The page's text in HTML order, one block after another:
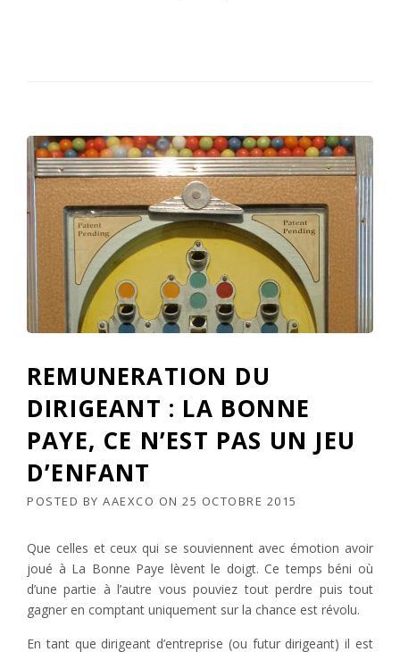
REMUNERATION DU
DIRIGEANT : LA BONNE
PAYE, CE N’EST PAS UN JEU
D’ENFANT
POSTED BY AAEXCO ON 25 OCTOBRE 2015
Que celles et ceux qui se souviennent avec émotion avoir
joué à La Bonne Paye lèvent le doigt. Ce temps béni où
d’une partie à l’autre vous pouviez tout perdre puis tout
gagner en comptant uniquement sur la chance est révolu.
En tant que dirigeant d’entreprise (ou futur dirigeant) il est